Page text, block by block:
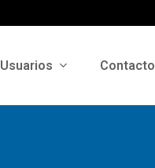
Usuarios Contacto